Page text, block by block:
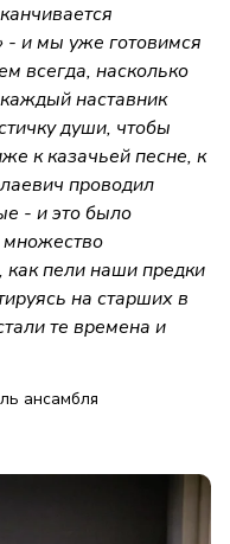
- и мы уже готовимся
всегда, насколько
наставник
души, чтобы
к казачьей песне, к
проводил
- и это было
как пели наши предки
на старших в
те времена и
ансамбля